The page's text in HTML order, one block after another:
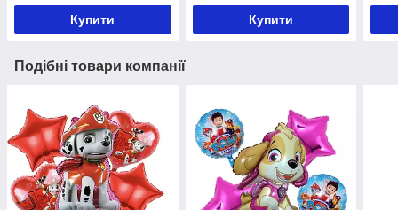
Купити Купити
Подібні товари компанії